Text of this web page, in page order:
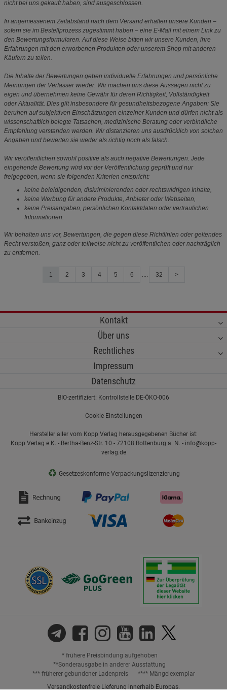
nicht bei uns gekauft haben, sind ausgeschlossen.
In angemessenem Zeitabstand nach dem Versand erhalten unsere Kunden –
sofern sie im Bestellprozess zugestimmt haben – eine E-Mail mit einem Link zu
den Bewertungsformularen. Auf diese Weise bitten wir unsere Kunden, ihre
Erfahrungen mit den erworbenen Produkten oder unserem Shop mit anderen
Käufern zu teilen.
Die Inhalte der Bewertungen geben individuelle Erfahrungen und persönliche
Meinungen der Verfasser wieder. Wir machen uns diese Aussagen nicht zu
eigen und übernehmen keine Gewähr für deren Richtigkeit, Vollständigkeit
oder Aktualität. Dies gilt insbesondere für gesundheitsbezogene Angaben: Sie
beruhen auf subjektiven Einschätzungen einzelner Kunden und dürfen nicht als
wissenschaftlich belegte Tatsachen, medizinische Beratung oder verbindliche
Empfehlung verstanden werden. Wir distanzieren uns ausdrücklich von solchen
Angaben und bewerten sie weder als richtig noch als falsch.
Wir veröffentlichen sowohl positive als auch negative Bewertungen. Jede
eingehende Bewertung wird vor der Veröffentlichung geprüft und nur
freigegeben, wenn sie folgenden Kriterien entspricht:
keine beleidigenden, diskriminierenden oder rechtswidrigen Inhalte,
keine Werbung für andere Produkte, Anbieter oder Webseiten,
keine Preisangaben, persönlichen Kontaktdaten oder vertraulichen
Informationen.
Wir behalten uns vor, Bewertungen, die gegen diese Richtlinien oder geltendes
Recht verstoßen, ganz oder teilweise nicht zu veröffentlichen oder nachträglich
zu entfernen.
1 2 3 4 5 6 .... 32 >
Kontakt
Über uns
Rechtliches
Impressum
Datenschutz
BIO-zertifiziert: Kontrollstelle DE-ÖKO-006
Cookie-Einstellungen
Hersteller aller vom Kopp Verlag herausgegebenen Bücher ist:
Kopp Verlag e.K. - Bertha-Benz-Str. 10 - 72108 Rottenburg a. N. - info@kopp-
verlag.de
♻ Gesetzeskonforme Verpackungslizenzierung
* frühere Preisbindung aufgehoben
**Sonderausgabe in anderer Ausstattung
*** früherer gebundener Ladenpreis
**** Mängelexemplar
Versandkostenfreie Lieferung innerhalb Europas.